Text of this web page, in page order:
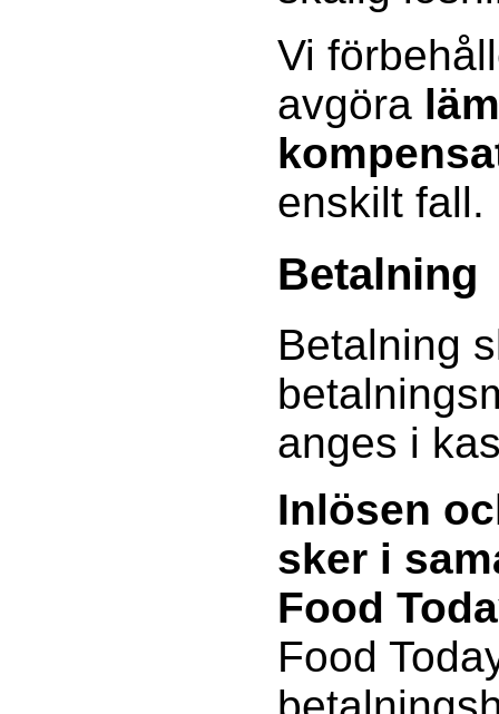
Vi
avgöra
enskilt fall.
Betalning
Betalning
anges i
Inlösen
sker i
Food
Food